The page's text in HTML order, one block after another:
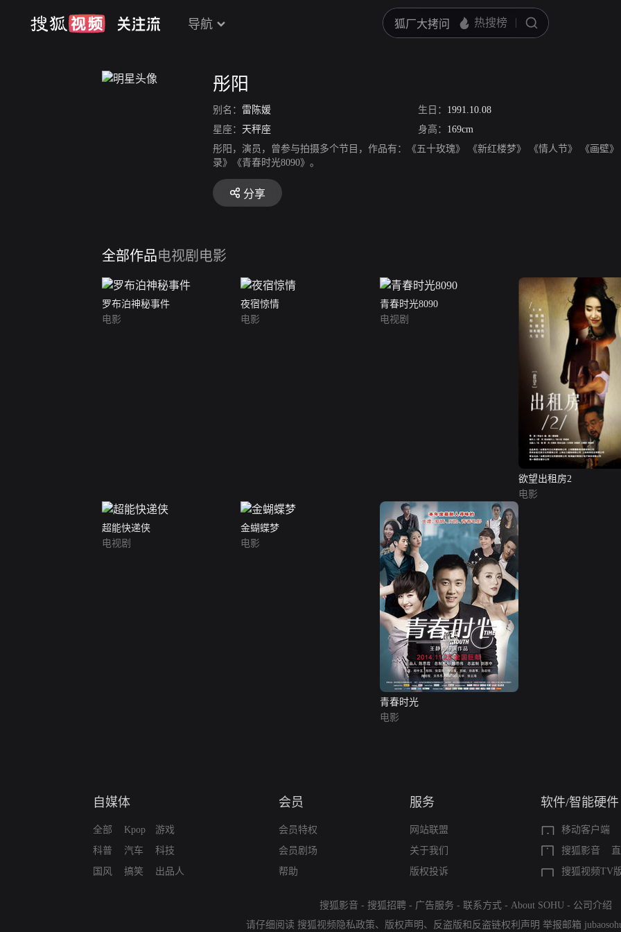
导航
彤阳
别名： 雷陈媛 生日： 1991.10.08
星座： 天秤座 身高： 169cm
彤阳，演员，曾参与拍摄多个节目，作品有：《五十玫瑰》 《新红楼梦》 《情人节》 《画壁
录》《青春时光8090》。
分享
全部作品电视剧 电影
罗布泊神秘事件
电影
夜宿惊情
电影
青春时光8090
电视剧
欲望出租房2
电影
超能快递侠
电视剧
金蝴蝶梦
电影
青春时光
电影
自媒体
全部
科普
国风
Kpop
汽车
搞笑
游戏
科技
出品人
会员
会员特权
会员剧场
帮助
服务
网站联盟
关于我们
版权投诉
软件/智能硬件
移动客户端
搜狐影音
搜狐视频TV
搜狐影音 - 搜狐招聘 - 广告服务 - 联系方式 - About SOHU - 公司介绍
请仔细阅读 搜狐视频隐私政策、 版权声明 、 反盗版和反盗链权利声明 举报邮箱